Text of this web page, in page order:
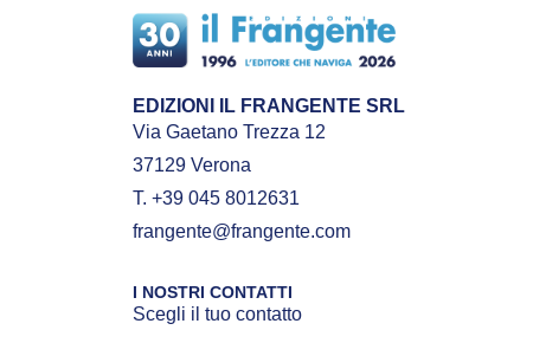
EDIZIONI IL FRANGENTE SRL
Via Gaetano Trezza 12
37129 Verona
T. +39 045 8012631
frangente@frangente.com
I NOSTRI CONTATTI
Scegli il tuo contatto